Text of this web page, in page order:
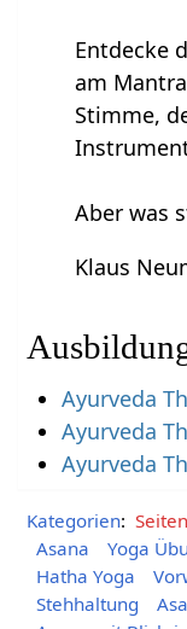
Entdecke
am
Stimme,
Aber was
Klaus
Ayurveda
Ayurveda
Ayurveda
Kategorien:
Asana
Yoga
Hatha Yoga
Stehhaltung